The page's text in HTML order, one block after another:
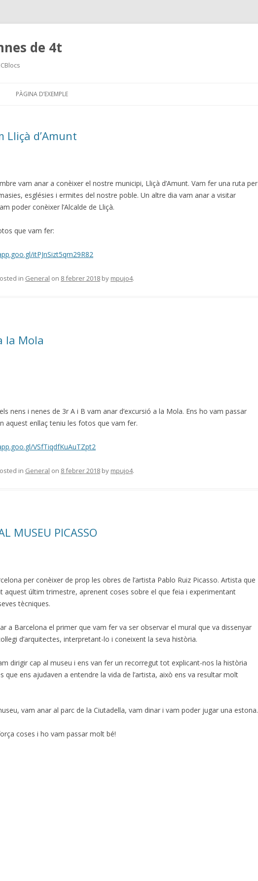
de 4t
PÀGINA D’EXEMPLE
Lliçà d’Amunt
vam anar a conèixer el nostre municipi, Lliçà d’Amunt. Vam fer una ruta per
esglésies i ermites del nostre poble. Un altre dia vam anar a visitar
poder conèixer l’Alcalde de Lliçà.
que vam fer:
itPJnSizt5qm29R82
in General on 8 febrer 2018 by mpujo4.
la Mola
nens i nenes de 3r A i B vam anar d’excursió a la Mola. Ens ho vam passar
aquest enllaç teniu les fotos que vam fer.
VSfTiqdfKuAuTZpt2
in General on 8 febrer 2018 by mpujo4.
MUSEU PICASSO
per conèixer de prop les obres de l’artista Pablo Ruiz Picasso. Artista que
aquest últim trimestre, aprenent coses sobre el que feia i experimentant
tècniques.
a Barcelona el primer que vam fer va ser observar el mural que va dissenyar
d’arquitectes, interpretant-lo i coneixent la seva història.
dirigir cap al museu i ens van fer un recorregut tot explicant-nos la història
que ens ajudaven a entendre la vida de l’artista, això ens va resultar molt
vam anar al parc de la Ciutadella, vam dinar i vam poder jugar una estona.
coses i ho vam passar molt bé!